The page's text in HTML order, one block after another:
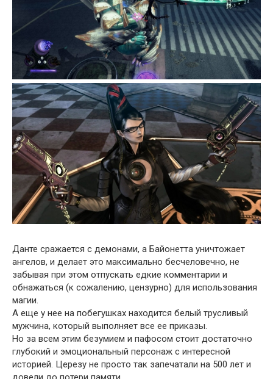
Данте сражается с демонами, а Байонетта уничтожает
ангелов, и делает это максимально бесчеловечно, не
забывая при этом отпускать едкие комментарии и
обнажаться (к сожалению, цензурно) для использования
магии.
А еще у нее на побегушках находится белый трусливый
мужчина, который выполняет все ее приказы.
Но за всем этим безумием и пафосом стоит достаточно
глубокий и эмоциональный персонаж с интересной
историей. Церезу не просто так запечатали на 500 лет и